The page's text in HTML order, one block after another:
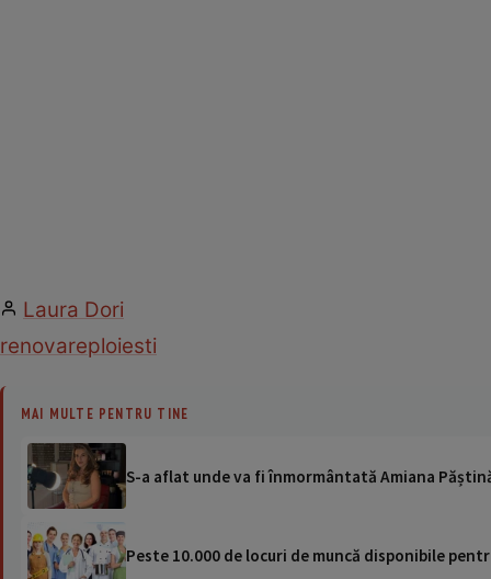
Laura Dori
renovareploiesti
MAI MULTE PENTRU TINE
S-a aflat unde va fi înmormântată Amiana
Peste 10.000 de locuri de muncă disponibile